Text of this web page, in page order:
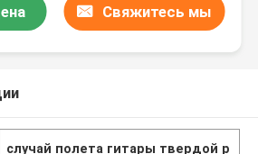
Свяжитесь мы
случай полета гитары твердой р